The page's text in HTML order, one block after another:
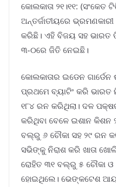
କୋଲକାତା ୨୧।୧୧: (ସଂକେତ
ଅନ୍ତର୍ଜାତୀୟରେ
କରିଛି। ଏହି ବିଜୟ ସହ ଭାରତ
୩-୦ରେ ଜିତି ନେଇଛି।
କୋଲକାତାର ଇଡେନ
ପ୍ରଥମେ ବ୍ୟାଟିଂ କରି ଭାରତ
୧୮୪ ରନ କରିଥିଲା। ଦଳ
କରିଥିବା ବେଳେ ଇଶାନ କିଶନ
ବଲ୍‌ରୁ ୬ ଚୌକା ସହ ୨୯ ରନ
ସଭିଙ୍କୁ ନିରାଶ କରି ଖାତା
ରୋହିତ ୩୧ ବଲ୍‌ରୁ ୫ ଚୌକା
ହୋଇଥିଲେ। ଭେଙ୍କଟେଶ